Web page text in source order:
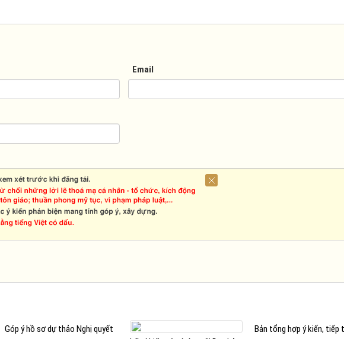
Email
Góp ý hồ sơ dự thảo Nghị quyết
Bản tổng hợp ý kiến, tiếp